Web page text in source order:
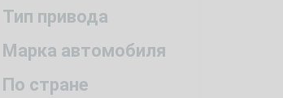
Тип привода
Марка автомобиля
По стране